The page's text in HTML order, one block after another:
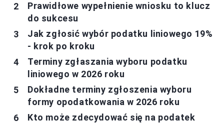
Prawidłowe wypełnienie wniosku to klucz
do sukcesu
Jak zgłosić wybór podatku liniowego 19%
- krok po kroku
Terminy zgłaszania wyboru podatku
liniowego w 2026 roku
Dokładne terminy zgłoszenia wyboru
formy opodatkowania w 2026 roku
Kto może zdecydować się na podatek